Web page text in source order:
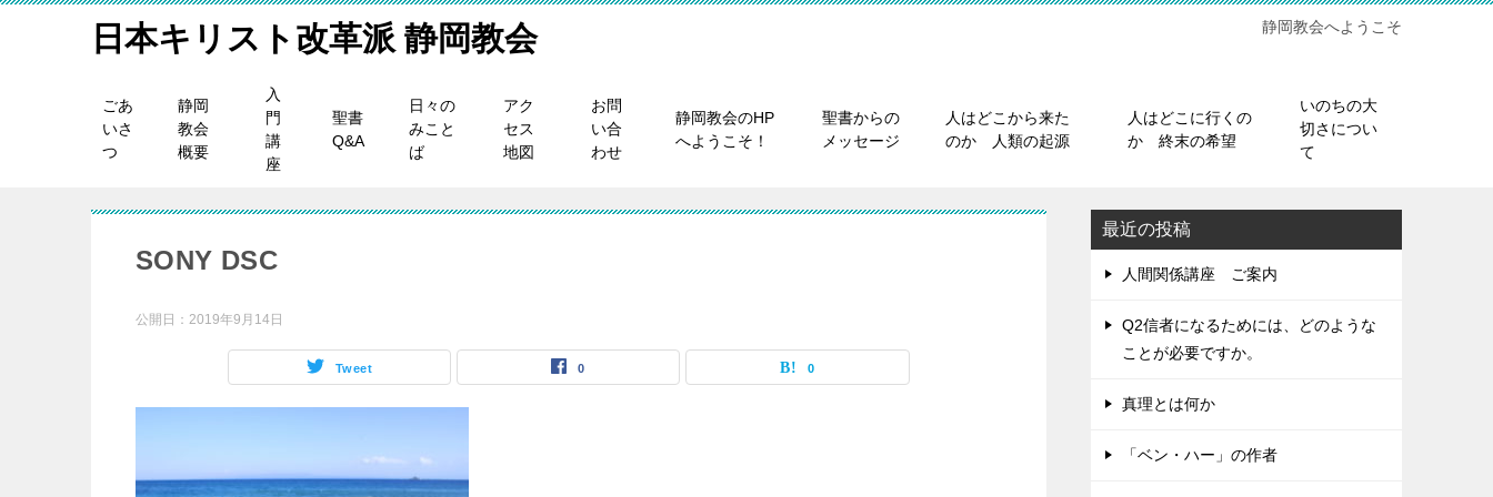
日本キリスト改革派 静岡教会 静岡教会へようこそ
ごあ
いさ
つ
静岡
教会
概要
入
門
講
座
聖書
Q&A
日々の
みこと
ば
アク
セス
地図
お問
い合
わせ
静岡教会のHP
へようこそ！
聖書からの
メッセージ
人はどこから来た
のか 人類の起源
人はどこに行くの
か 終末の希望
いのちの大
切さについ
て
SONY DSC
公開日： 2019年9月14日
Tweet 0 0
最近の投稿
人間関係講座 ご案内
Q2信者になるためには、どのような
ことが必要ですか。
真理とは何か
「ベン・ハー」の作者